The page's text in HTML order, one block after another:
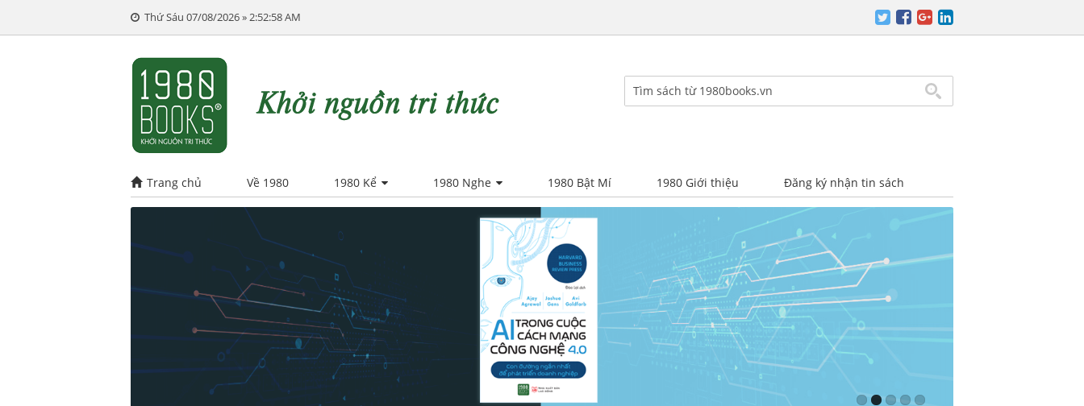
Thứ Sáu 07/08/2026 » 2:52:59 AM
Trang chủ Về 1980 1980 Kể 1980 Nghe 1980 Bật Mí 1980 Giới thiệu Đăng ký nhận tin sách